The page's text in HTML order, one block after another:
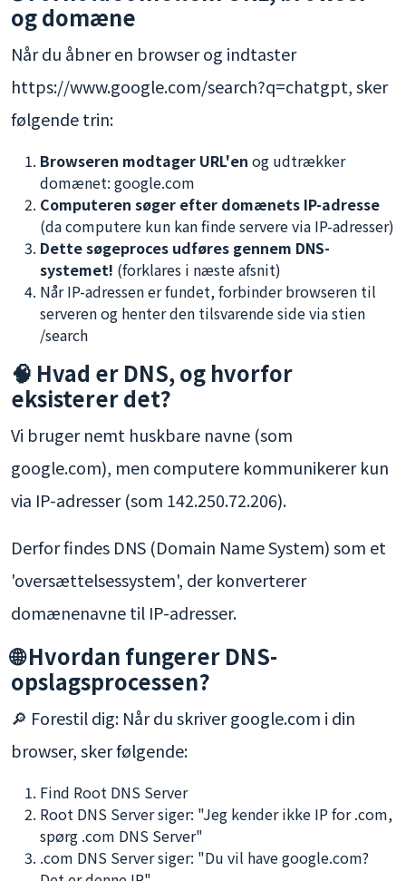
og domæne
Når du åbner en browser og indtaster
https://www.google.com/search?q=chatgpt, sker
følgende trin:
Browseren modtager URL'en og udtrækker
domænet: google.com
Computeren søger efter domænets IP-adresse
(da computere kun kan finde servere via IP-adresser)
Dette søgeproces udføres gennem DNS-
systemet! (forklares i næste afsnit)
Når IP-adressen er fundet, forbinder browseren til
serveren og henter den tilsvarende side via stien
/search
🧠 Hvad er DNS, og hvorfor
eksisterer det?
Vi bruger nemt huskbare navne (som
google.com), men computere kommunikerer kun
via IP-adresser (som 142.250.72.206).
Derfor findes DNS (Domain Name System) som et
'oversættelsessystem', der konverterer
domænenavne til IP-adresser.
🌐 Hvordan fungerer DNS-
opslagsprocessen?
🔎 Forestil dig: Når du skriver google.com i din
browser, sker følgende:
Find Root DNS Server
Root DNS Server siger: "Jeg kender ikke IP for .com,
spørg .com DNS Server"
.com DNS Server siger: "Du vil have google.com?